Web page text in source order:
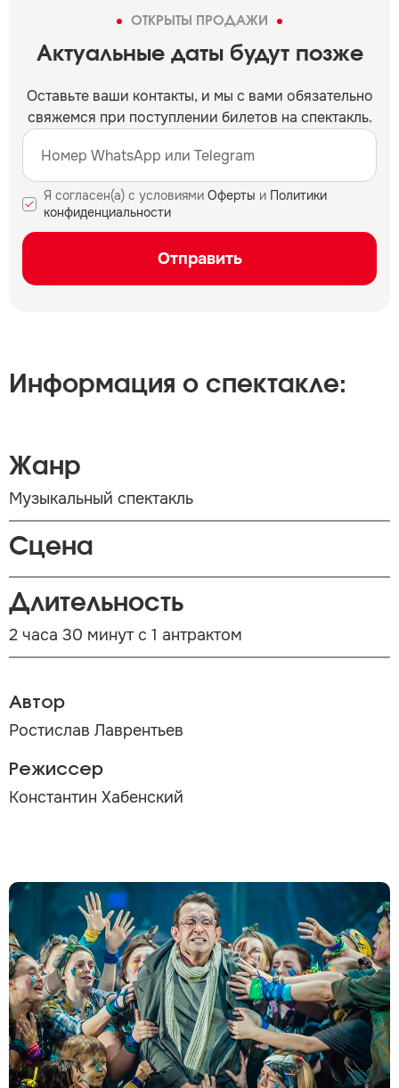
ОТКРЫТЫ ПРОДАЖИ
Актуальные даты будут позже
Оставьте ваши контакты, и мы c вами обязательно
свяжемся при поступлении билетов на спектакль.
Отправить
Я согласен(а) с условиями Оферты и Политики
конфиденциальности
Информация о спектакле:
Жанр
Музыкальный спектакль
Сцена
Длительность
2 часа 30 минут с 1 антрактом
Автор
Ростислав Лаврентьев
Режиссер
Константин Хабенский